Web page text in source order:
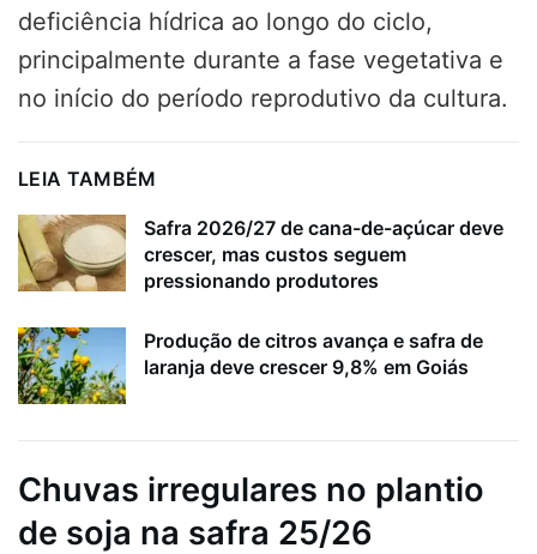
deficiência hídrica ao longo do ciclo,
principalmente durante a fase vegetativa e
no início do período reprodutivo da cultura.
LEIA TAMBÉM
Safra 2026/27 de cana-de-açúcar deve
crescer, mas custos seguem
pressionando produtores
Produção de citros avança e safra de
laranja deve crescer 9,8% em Goiás
Chuvas irregulares no plantio
de soja na safra 25/26